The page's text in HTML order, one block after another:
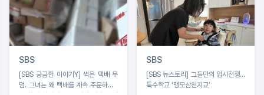
SBS
[SBS 궁금한 이야기Y] 썩은 택배 무
덤. 그녀는 왜 택배를 계속 주문하나 /
SBS
[SBS 뉴스토리] 그들만의 입시전쟁…
특수학교 ‘맹모삼천지교’